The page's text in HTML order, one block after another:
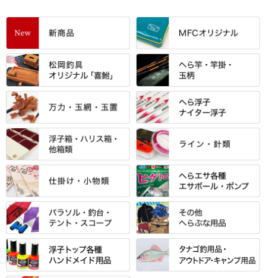
すべて
「雅（みやび）」シリーズ・エ
ントＰＬＵＳシリーズ
エントラント・ＳＰＷシリーズ
スモールクロコダイルシリーズ
エクセーヌ・スエードシリーズ
バッグ・小物ケース・ワッペン
クッション・シート・スカー
ト・エプロン
保護ケース
アクリルシリーズ・アクセサリ
すべて
「至高」シリーズ
万力付お膳
クワセ皿・コブ皿・角皿
浮子筒・浮子箱・ハリス箱・玉
ノ柄スタンド
小物箱・うどん箱・うどん皿
ハサミケース
カウンター
すべて
シマノ
ダイワ
がまかつ
サクラ・NISSIN・合成竿・他
光竹作 カーボン竿掛・玉ノ柄
匠絆・かちどき・旋（めぐ
る）・千望・千尋・悠月・その
他
すべて
当店オリジナル「勝俊」作
光竹 製品
松村作（万力）
松村作（先受・その他）
万久作
岐山 製品
すべて
忠相・一志
昴 ・TOMO
りきや ・ 大祐
心也・士天・狂鬼
伊吹 ・ SATTO
KEN∑HI【ケンシ】
すべて
金鯱 シリーズ
浮子箱
浮子立て・浮子筒
ハリスケース
すべて
東レ・ラーヂ
サンライン ・ ダン
鬼掛・MARUTO
すべて
ウキ止めストッパー・糸・チュ
ーブ
ウキゴム 遊動式
すべて
マルキュー 麩系
マルキュー その他
すべて
パラソル
すべて
バック＆ロッドケース